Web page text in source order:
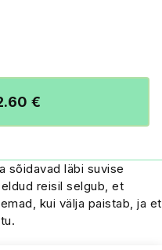
€
sõidavad läbi suvise
reisil selgub, et
kui välja paistab, ja et